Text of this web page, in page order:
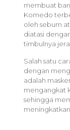
membuat
Komedo
oleh sebum
diatasi
timbulnya
Salah satu
dengan
adalah
mengangkat
sehingga